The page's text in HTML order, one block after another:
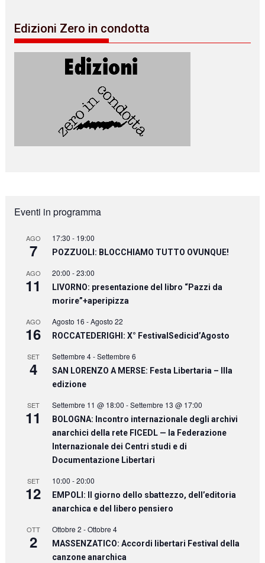
Edizioni Zero in condotta
Eventi in programma
AGO
7
17:30 - 19:00
POZZUOLI: BLOCCHIAMO TUTTO OVUNQUE!
AGO
11
20:00 -23:00
LIVORNO: presentazione del libro “Pazzi da
morire”+aperipizza
AGO
16
Agosto 16 -Agosto 22
ROCCATEDERIGHI: X° FestivalSedicid’Agosto
SET
4
Settembre 4-Settembre 6
SAN LORENZO A MERSE: Festa Libertaria – IIIa
edizione
SET
11
Settembre 11 @ 18:00 -Settembre 13 @ 17:00
BOLOGNA: Incontro internazionale degli archivi
anarchici della rete FICEDL — la Federazione
Internazionale dei Centri studi e di
Documentazione Libertari
SET
12
10:00 -20:00
EMPOLI: Il giorno dello sbattezzo, dell’editoria
anarchica e del libero pensiero
OTT
2
Ottobre 2 -Ottobre 4
MASSENZATICO: Accordi libertari Festival della
canzone anarchica